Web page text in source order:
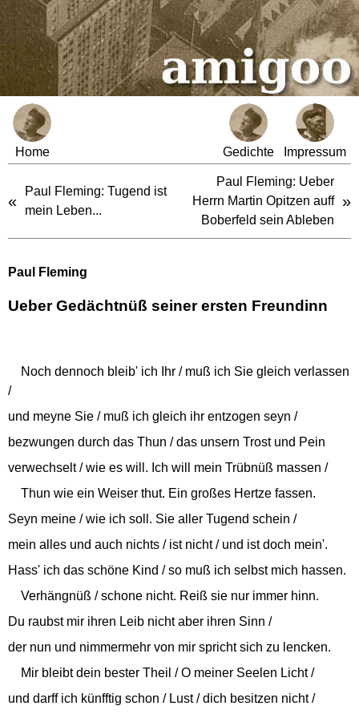
Home Gedichte Impressum
«
Paul Fleming: Tugend ist
mein Leben...
Paul Fleming: Ueber
Herrn Martin Opitzen auff
Boberfeld sein Ableben
»
Paul Fleming
Ueber Gedächtnüß seiner ersten Freundinn
Noch dennoch bleib' ich Ihr / muß ich Sie gleich verlassen
/
und meyne Sie / muß ich gleich ihr entzogen seyn /
bezwungen durch das Thun / das unsern Trost und Pein
verwechselt / wie es will. Ich will mein Trübnüß massen /
Thun wie ein Weiser thut. Ein großes Hertze fassen.
Seyn meine / wie ich soll. Sie aller Tugend schein /
mein alles und auch nichts / ist nicht / und ist doch mein'.
Hass' ich das schöne Kind / so muß ich selbst mich hassen.
Verhängnüß / schone nicht. Reiß sie nur immer hinn.
Du raubst mir ihren Leib nicht aber ihren Sinn /
der nun und nimmermehr von mir spricht sich zu lencken.
Mir bleibt dein bester Theil / O meiner Seelen Licht /
und darff ich künfftig schon / Lust / dich besitzen nicht /